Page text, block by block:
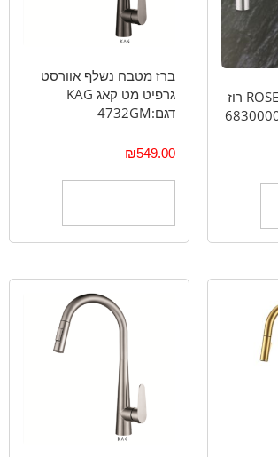
ברז מטבח נשלף ROSE רוז
ברז מטבח נשלף אוורסט
גרפיט מט קאג KAG
דגם:4732GM
₪549.00